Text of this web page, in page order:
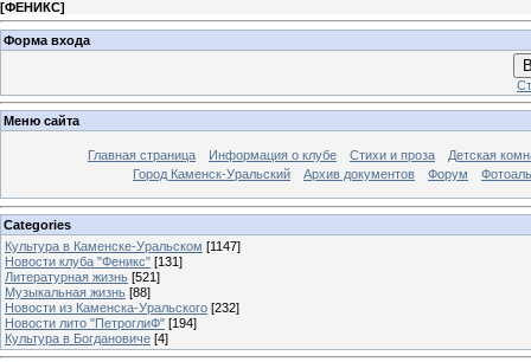
[ФЕНИКС]
Форма входа
Меню сайта
Главная страница Информация о клубе Стихи и проза
Детская
Город Каменск-Уральский
Архив документов Форум
Categories
Культура в Каменске-Уральском [1147]
Новости клуба "Феникс" [131]
Литературная жизнь [521]
Музыкальная жизнь [88]
Новости из Каменска-Уральского [232]
Новости лито "ПетроглиФ" [194]
Культура в Богдановиче [4]